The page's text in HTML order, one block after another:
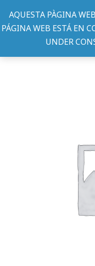
AQUESTA PÀGINA
PÁGINA WEB ESTÁ EN
UNDER